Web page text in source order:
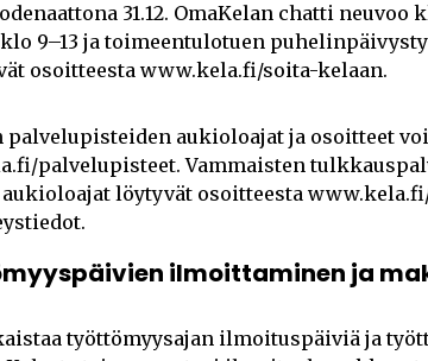
31.12. Oma­Ke­lan chat­ti neu­voo
9–13 ja toi­meen­tu­lo­tu­en
osoit­tees­ta www.kela.fi/soi­ta-ke­laan.
au­ki­o­lo­a­jat ja osoit­teet
pal­ve­lu­pis­teet. Vam­mais­ten
au­ki­o­lo­a­jat löy­ty­vät osoit­tees­ta
ilmoittaminen ja
työt­tö­myy­sa­jan il­moi­tus­päi­viä ja